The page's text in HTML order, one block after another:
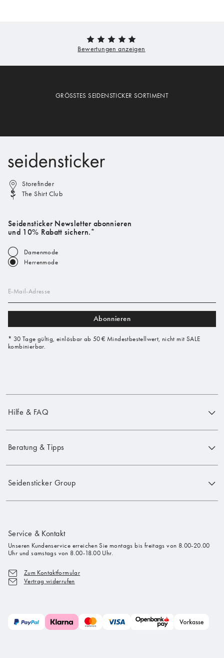
GRÖSSTES SEIDENSTICKER SORTIMENT
Storefinder
The Shirt Club
Seidensticker Newsletter abonnieren
und 10% Rabatt sichern.*
Damenmode
Herrenmode
E-Mail-Adresse
Abonnieren
* 30 Tage gültig, einlösbar ab 50 € Mindestbestellwert, nicht mit SALE
kombinierbar.
Hilfe & FAQ
Beratung & Tipps
Seidensticker Group
Service & Kontakt
Unseren Kundenservice erreichen Sie montags bis freitags von 8.00-20.00
Uhr und samstags von 8.00-18.00 Uhr.
Zum Kontaktformular
Vertrag widerrufen